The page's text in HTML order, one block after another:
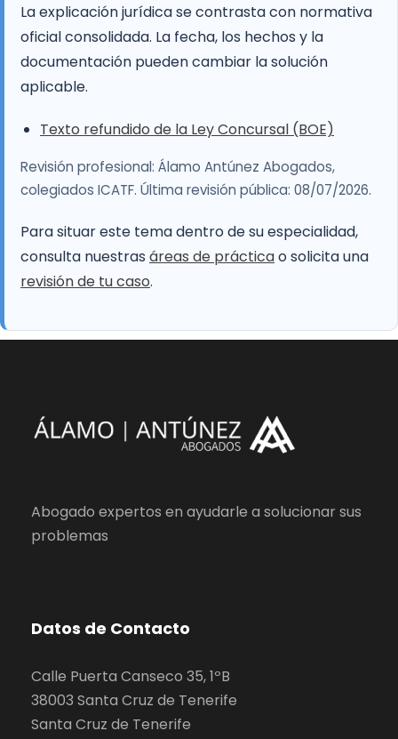
La explicación jurídica se contrasta con normativa
oficial consolidada. La fecha, los hechos y la
documentación pueden cambiar la solución
aplicable.
Texto refundido de la Ley Concursal (BOE)
Revisión profesional: Álamo Antúnez Abogados,
colegiados ICATF. Última revisión pública: 08/07/2026.
Para situar este tema dentro de su especialidad,
consulta nuestras áreas de prácticao solicita una
revisión de tu caso.
Abogado expertos en ayudarle a solucionar sus
problemas
Datos de Contacto
Calle Puerta Canseco 35, 1ºB
38003 Santa Cruz de Tenerife
Santa Cruz de Tenerife